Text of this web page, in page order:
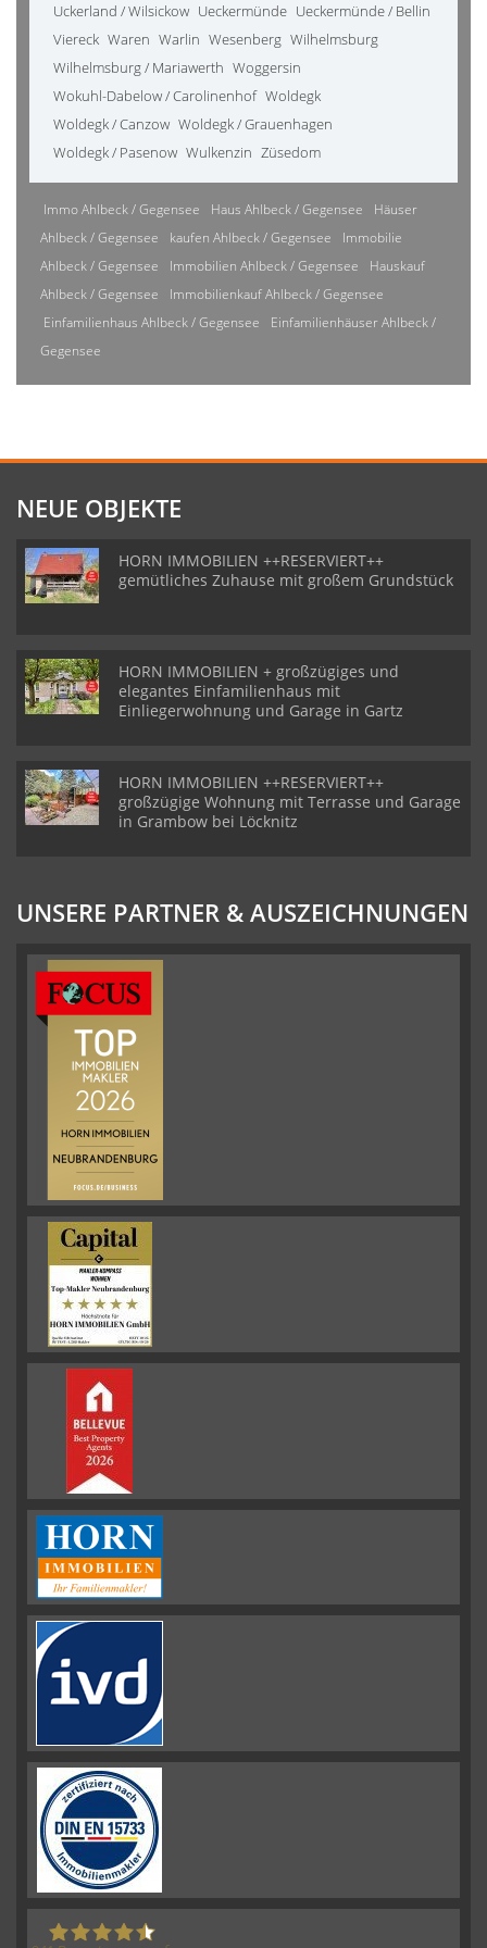
Uckerland / Wilsickow Ueckermünde Ueckermünde / Bellin
Viereck Waren Warlin Wesenberg Wilhelmsburg
Wilhelmsburg / Mariawerth Woggersin
Wokuhl-Dabelow / Carolinenhof Woldegk
Woldegk / Canzow Woldegk / Grauenhagen
Woldegk / Pasenow Wulkenzin Züsedom
Immo Ahlbeck / Gegensee Haus Ahlbeck / Gegensee
Häuser
Ahlbeck / Gegensee
kaufen Ahlbeck / Gegensee
Immobilie
Ahlbeck / Gegensee
Immobilien Ahlbeck / Gegensee
Hauskauf
Ahlbeck / Gegensee
Immobilienkauf Ahlbeck / Gegensee
Einfamilienhaus Ahlbeck / Gegensee
Einfamilienhäuser Ahlbeck /
Gegensee
NEUE OBJEKTE
HORN IMMOBILIEN ++RESERVIERT++
gemütliches Zuhause mit großem Grundstück
HORN IMMOBILIEN + großzügiges und
elegantes Einfamilienhaus mit
Einliegerwohnung und Garage in Gartz
HORN IMMOBILIEN ++RESERVIERT++
großzügige Wohnung mit Terrasse und Garage
in Grambow bei Löcknitz
UNSERE PARTNER & AUSZEICHNUNGEN